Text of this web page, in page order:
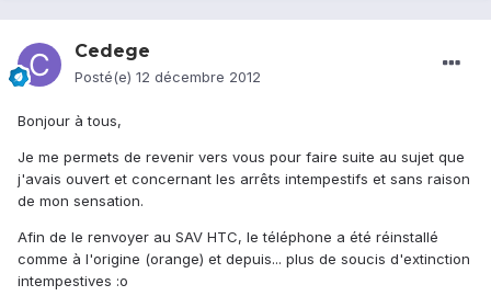
Cedege
Posté(e) 12 décembre 2012
Bonjour à tous,
Je me permets de revenir vers vous pour faire suite au sujet que
j'avais ouvert et concernant les arrêts intempestifs et sans raison
de mon sensation.
Afin de le renvoyer au SAV HTC, le téléphone a été réinstallé
comme à l'origine (orange) et depuis... plus de soucis d'extinction
intempestives :o